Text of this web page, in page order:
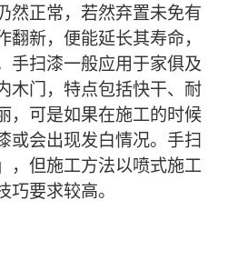
然正常，若然弃置未免有
新，便能延长其寿命，
手扫漆一般应用于家俱及
木门，特点包括快干、耐
，可是如果在施工的时候
或会出现发白情况。手扫
，但施工方法以喷式施工
要求较高。